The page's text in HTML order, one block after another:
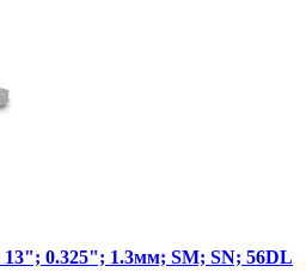
0.325"; 1.3мм; SM; SN; 56DL